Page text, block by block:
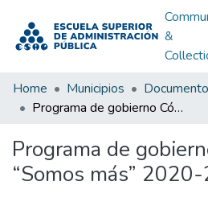
&
Home Municipios
Programa de gobierno Cómbita “Somos más” 2020-2023
Programa de
“Somos más”